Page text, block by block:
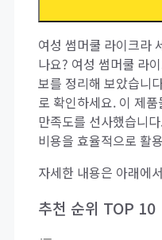
여성 썸머쿨 라이크라
나요? 여성 썸머쿨 라
보를 정리해 보았습니
로 확인하세요. 이 제
만족도를 선사했습니
비용을 효율적으로 활
자세한 내용은 아래에
추천 순위 TOP 10